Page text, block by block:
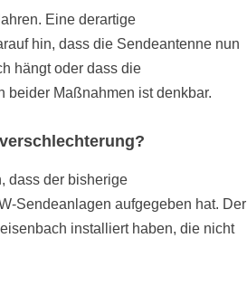
Eine derartige
hin, dass die Sendeantenne nun
hängt oder dass die
beider Maßnahmen ist denkbar.
dass der bisherige
Sendeanlagen aufgegeben hat. Der
installiert haben, die nicht